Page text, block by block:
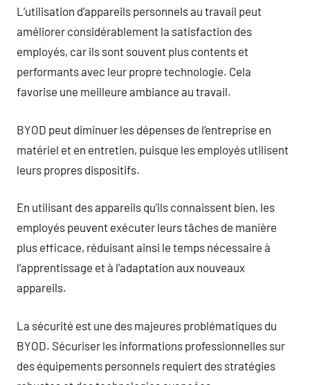
L’utilisation d’appareils personnels au travail peut
améliorer considérablement la satisfaction des
employés, car ils sont souvent plus contents et
performants avec leur propre technologie. Cela
favorise une meilleure ambiance au travail.
BYOD peut diminuer les dépenses de l’entreprise en
matériel et en entretien, puisque les employés utilisent
leurs propres dispositifs.
En utilisant des appareils qu’ils connaissent bien, les
employés peuvent exécuter leurs tâches de manière
plus efficace, réduisant ainsi le temps nécessaire à
l’apprentissage et à l’adaptation aux nouveaux
appareils.
La sécurité est une des majeures problématiques du
BYOD. Sécuriser les informations professionnelles sur
des équipements personnels requiert des stratégies